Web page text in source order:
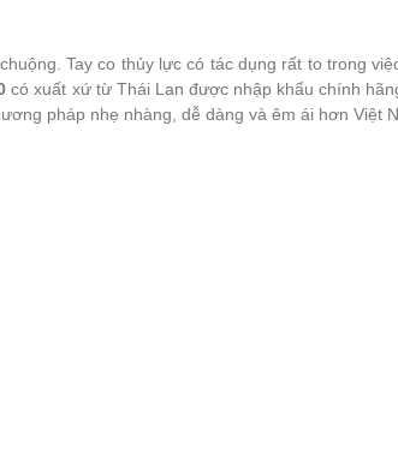
Tay co thủy lực có tác dụng rất to trong
có xuất xứ từ Thái Lan được nhập khẩu chính
pháp nhẹ nhàng, dễ dàng và êm ái hơn Việt